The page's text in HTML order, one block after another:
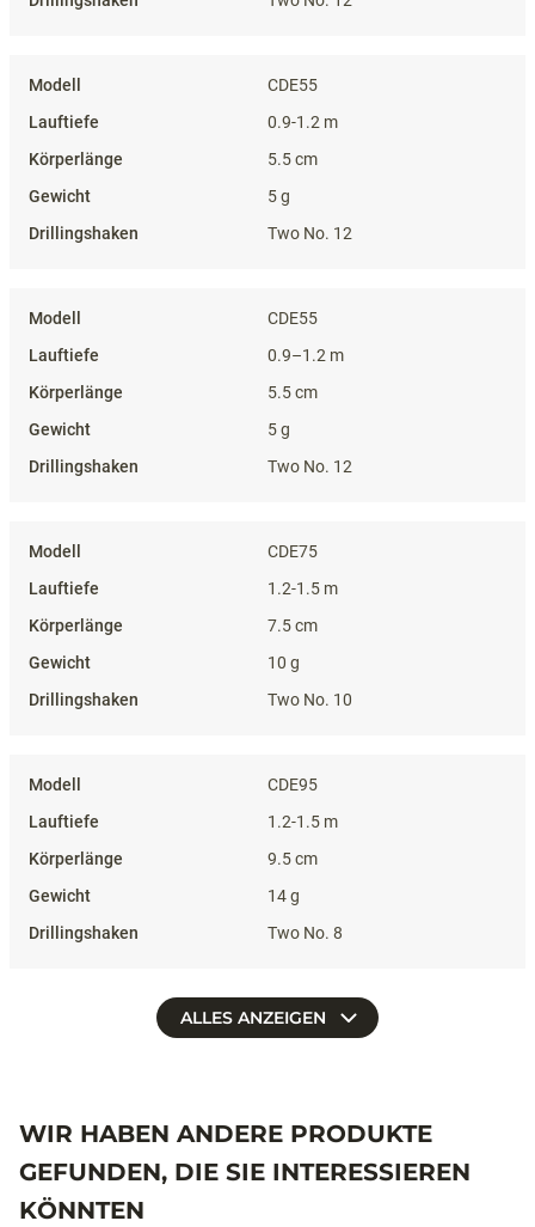
CDE55
0.9-1.2 m
5.5 cm
5 g
Two No. 12
CDE55
0.9–1.2 m
5.5 cm
5 g
Two No. 12
CDE75
1.2-1.5 m
7.5 cm
10 g
Two No. 10
CDE95
1.2-1.5 m
9.5 cm
14 g
Two No. 8
ALLES ANZEIGEN
WIR HABEN ANDERE PRODUKTE
GEFUNDEN, DIE SIE INTERESSIEREN
KÖNNTEN